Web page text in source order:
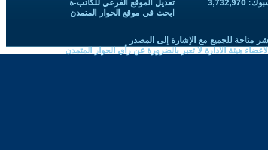
تعديل الموقع الفرعي للكاتب-ة
ابحث في موقع الحوار المتمدن
متاحة للجميع مع الإشارة إلى المصدر
هيئة الادارة لا تعبر بالضرورة عن رأي الحوار المتمدن